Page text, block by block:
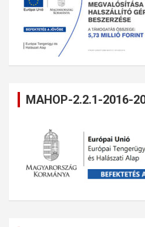
MAHOP-2.2.1-2016-